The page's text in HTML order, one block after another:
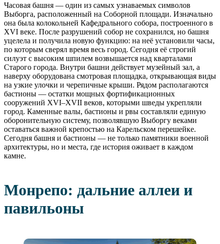
Часовая башня — один из самых узнаваемых символов
Выборга, расположенный на Соборной площади. Изначально
она была колокольней Кафедрального собора, построенного в
XVI веке. После разрушений собор не сохранился, но башня
уцелела и получила новую функцию: на неё установили часы,
по которым сверял время весь город. Сегодня её строгий
силуэт с высоким шпилем возвышается над кварталами
Старого города. Внутри башни действует музейный зал, а
наверху оборудована смотровая площадка, открывающая виды
на узкие улочки и черепичные крыши. Рядом располагаются
бастионы — остатки мощных фортификационных
сооружений XVI–XVII веков, которыми шведы укрепляли
город. Каменные валы, бастионы и рвы составляли единую
оборонительную систему, позволявшую Выборгу веками
оставаться важной крепостью на Карельском перешейке.
Сегодня башня и бастионы — не только памятники военной
архитектуры, но и места, где история оживает в каждом
камне.
Монрепо: дальние аллеи и
павильоны